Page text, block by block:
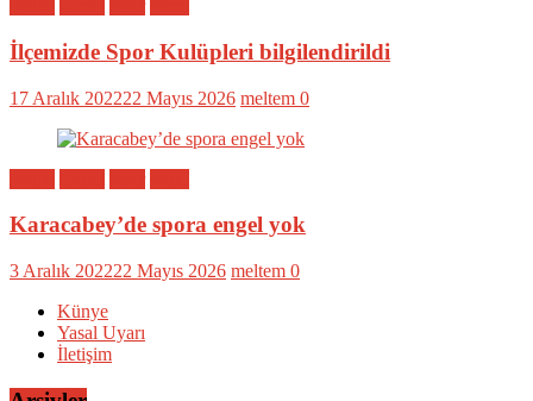
İlçemizde Spor Kulüpleri bilgilendirildi
17 Aralık 202222 Mayıs 2026 meltem 0
Karacabey’de spora engel yok
3 Aralık 202222 Mayıs 2026 meltem 0
Künye
Yasal Uyarı
İletişim